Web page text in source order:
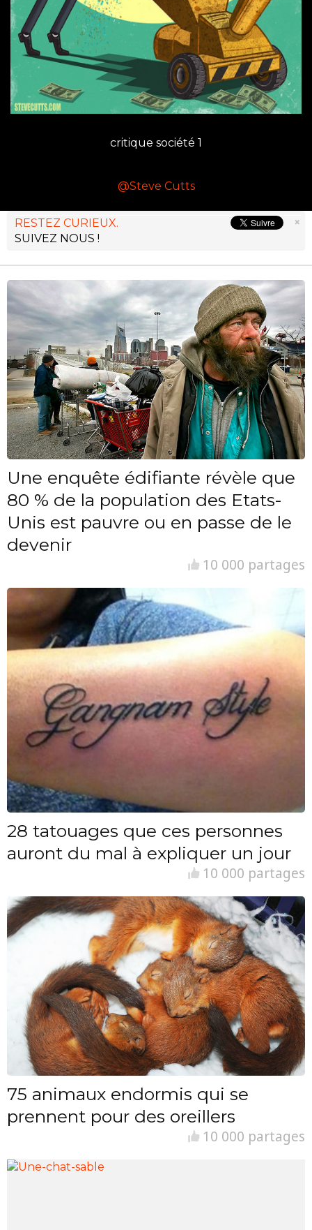
critique société 1
@Steve Cutts
×
RESTEZ CURIEUX.
SUIVEZ NOUS !
Une enquête édifiante révèle que
80 % de la population des Etats-
Unis est pauvre ou en passe de le
devenir
10 000 partages
28 tatouages que ces personnes
auront du mal à expliquer un jour
10 000 partages
75 animaux endormis qui se
prennent pour des oreillers
10 000 partages